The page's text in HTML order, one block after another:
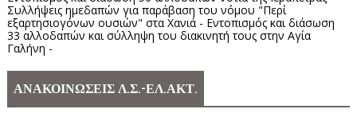
Συλλήψεις ημεδαπών για παράβαση του νόμου "Περί
εξαρτησιογόνων ουσιών" στα Χανιά - Εντοπισμός και διάσωση
33 αλλοδαπών και σύλληψη του διακινητή τους στην Αγία
Γαλήνη -
ΑΝΑΚΟΙΝΩΣΕΙΣ Λ.Σ.-ΕΛ.ΑΚΤ.